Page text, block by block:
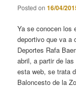
Posted on16/04/
Ya se conocen los
deportivo que va a
Deportes Rafa
abril, a partir de
esta web, se trata
Baloncesto de la